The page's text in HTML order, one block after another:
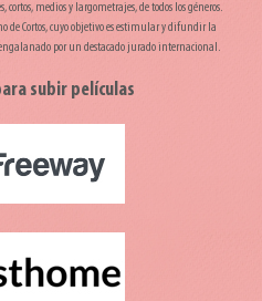
medios y largometrajes, de todos los géneros.
de Cortos, cuyo objetivo es estimular y difundir la
por un destacado jurado internacional.
subir películas